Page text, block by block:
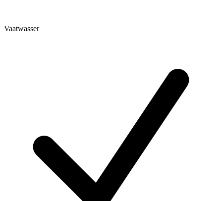
Vaatwasser